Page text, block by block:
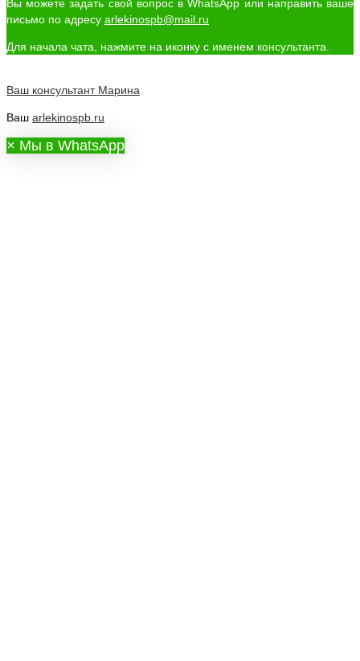
Вы можете задать свой вопрос в WhatsApp или направить ваше
письмо по адресу arlekinospb@mail.ru
Для начала чата, нажмите на иконку с именем консультанта.
Ваш консультант Марина
Ваш arlekinospb.ru
× Мы в WhatsApp